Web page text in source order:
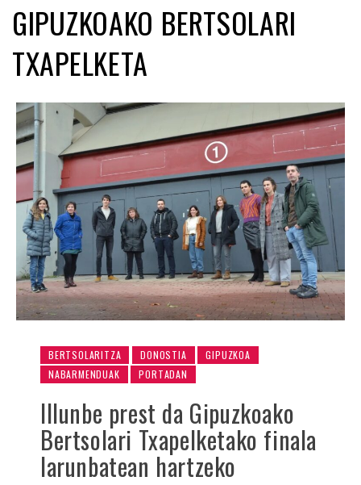
GIPUZKOAKO BERTSOLARI
TXAPELKETA
BERTSOLARITZA DONOSTIA
GIPUZKOA
NABARMENDUAK
PORTADAN
Illunbe prest da Gipuzkoako
Bertsolari Txapelketako finala
larunbatean hartzeko